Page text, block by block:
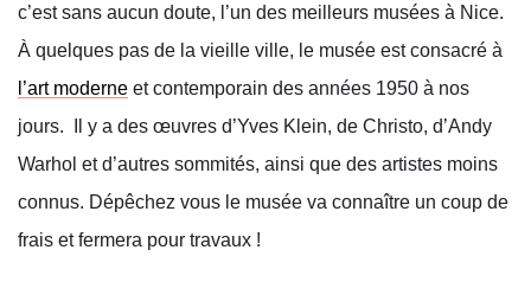
c’est sans aucun doute, l’un des meilleurs musées à Nice.
À quelques pas de la vieille ville, le musée est consacré à
l’art moderne et contemporain des années 1950 à nos
jours. Il y a des œuvres d’Yves Klein, de Christo, d’Andy
Warhol et d’autres sommités, ainsi que des artistes moins
connus. Dépêchez vous le musée va connaître un coup de
frais et fermera pour travaux !